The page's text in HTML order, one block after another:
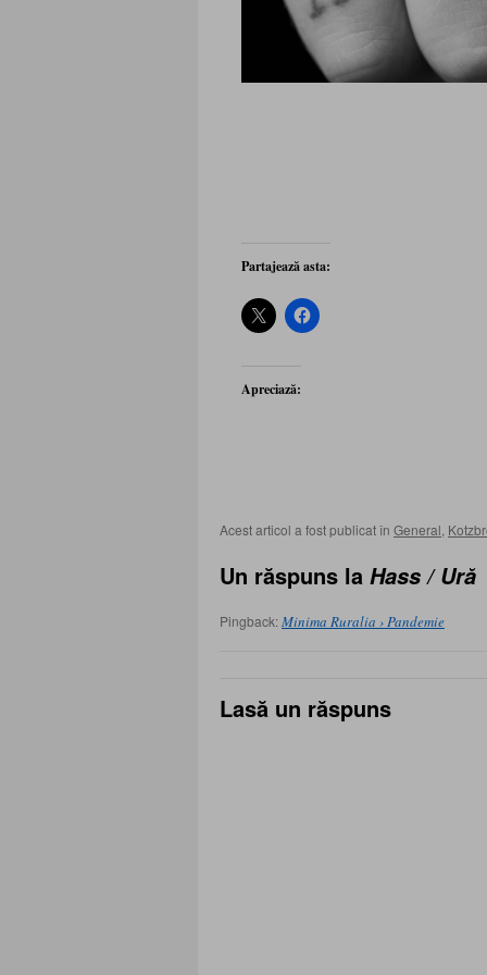
Partajează asta:
Apreciază:
Acest articol a fost publicat în General
Un răspuns la Hass / Ură
Pingback:Minima Ruralia › Pandemie
Lasă un răspuns